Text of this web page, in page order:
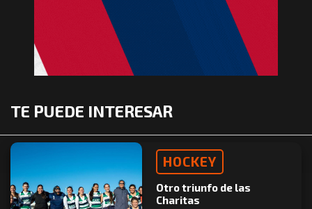
TE PUEDE INTERESAR
HOCKEY
Otro triunfo de las
Charitas